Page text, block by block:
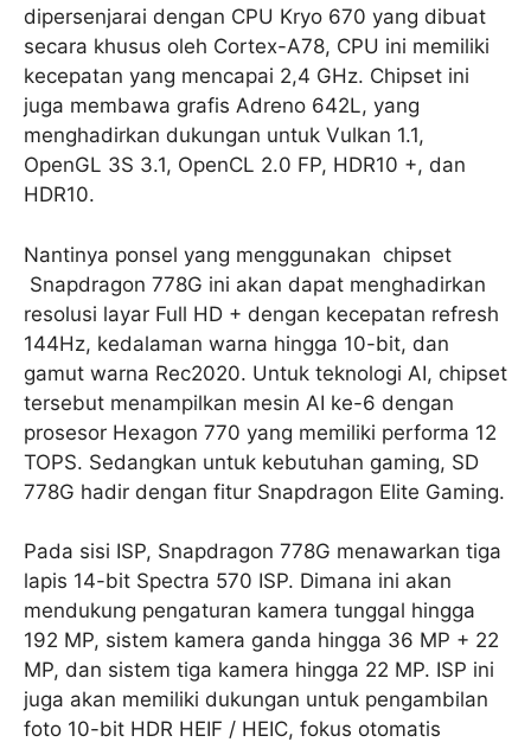
dipersenjarai dengan CPU Kryo 670 yang dibuat
secara khusus oleh Cortex-A78, CPU ini memiliki
kecepatan yang mencapai 2,4 GHz. Chipset ini
juga membawa grafis Adreno 642L, yang
menghadirkan dukungan untuk Vulkan 1.1,
OpenGL 3S 3.1, OpenCL 2.0 FP, HDR10 +, dan
HDR10.
Nantinya ponsel yang menggunakan chipset
Snapdragon 778G ini akan dapat menghadirkan
resolusi layar Full HD + dengan kecepatan refresh
144Hz, kedalaman warna hingga 10-bit, dan
gamut warna Rec2020. Untuk teknologi AI, chipset
tersebut menampilkan mesin AI ke-6 dengan
prosesor Hexagon 770 yang memiliki performa 12
TOPS. Sedangkan untuk kebutuhan gaming, SD
778G hadir dengan fitur Snapdragon Elite Gaming.
Pada sisi ISP, Snapdragon 778G menawarkan tiga
lapis 14-bit Spectra 570 ISP. Dimana ini akan
mendukung pengaturan kamera tunggal hingga
192 MP, sistem kamera ganda hingga 36 MP + 22
MP, dan sistem tiga kamera hingga 22 MP. ISP ini
juga akan memiliki dukungan untuk pengambilan
foto 10-bit HDR HEIF / HEIC, fokus otomatis